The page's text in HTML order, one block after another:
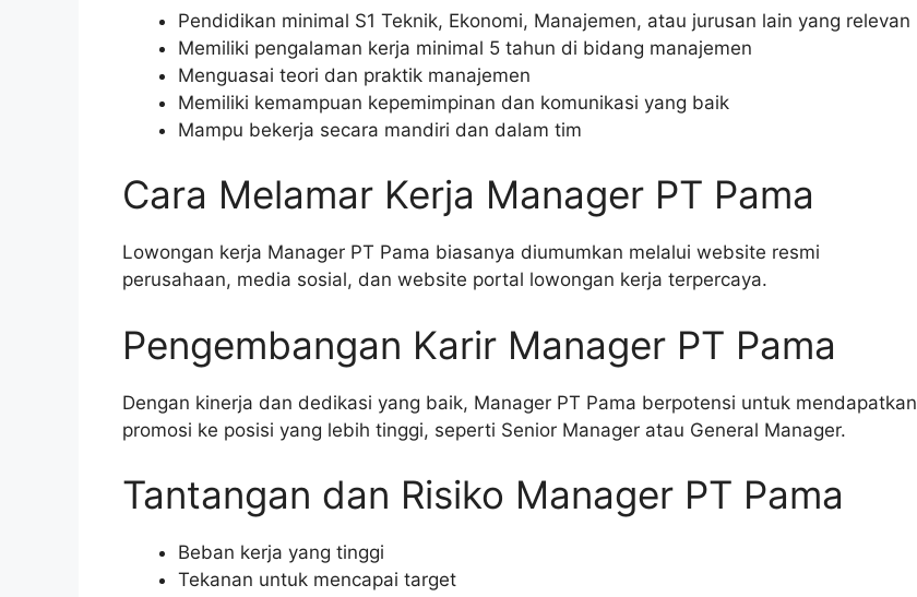
Pendidikan minimal S1 Teknik, Ekonomi, Manajemen, atau jurusan lain yang relevan
Memiliki pengalaman kerja minimal 5 tahun di bidang manajemen
Menguasai teori dan praktik manajemen
Memiliki kemampuan kepemimpinan dan komunikasi yang baik
Mampu bekerja secara mandiri dan dalam tim
Cara Melamar Kerja Manager PT Pama
Lowongan kerja Manager PT Pama biasanya diumumkan melalui website resmi
perusahaan, media sosial, dan website portal lowongan kerja terpercaya.
Pengembangan Karir Manager PT Pama
Dengan kinerja dan dedikasi yang baik, Manager PT Pama berpotensi untuk mendapatkan
promosi ke posisi yang lebih tinggi, seperti Senior Manager atau General Manager.
Tantangan dan Risiko Manager PT Pama
Beban kerja yang tinggi
Tekanan untuk mencapai target